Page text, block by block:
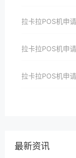
拉卡拉POS机申请全解析：从申请到使用的全
拉卡拉POS机申请全解析：让你的
拉卡拉POS机申请费用及优惠
最新资讯